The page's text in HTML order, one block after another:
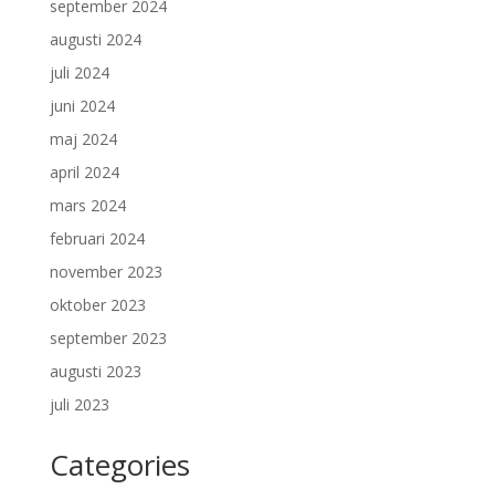
september 2024
augusti 2024
juli 2024
juni 2024
maj 2024
april 2024
mars 2024
februari 2024
november 2023
oktober 2023
september 2023
augusti 2023
juli 2023
Categories